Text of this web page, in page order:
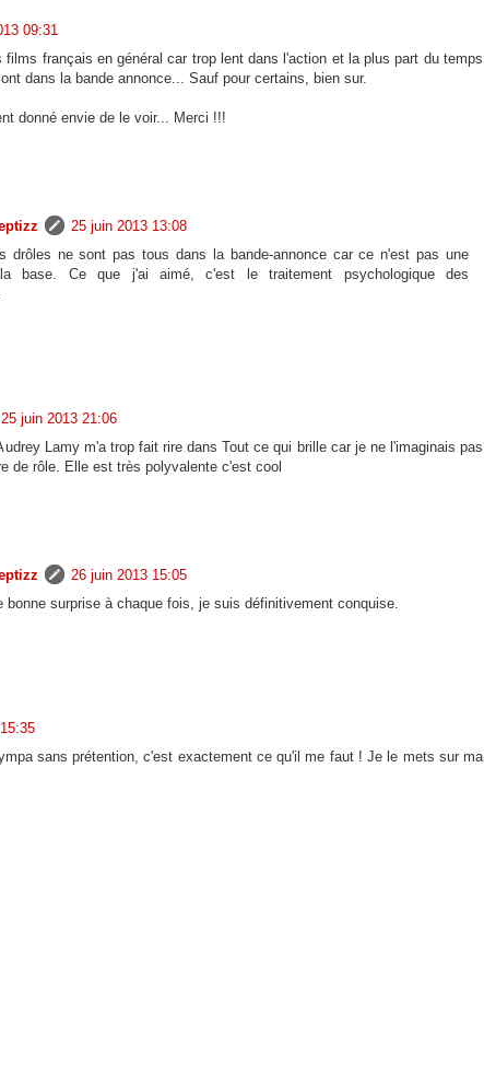
09:31
films français en général car trop lent dans l'action et la plus part du temps
dans la bande annonce... Sauf pour certains, bien sur.
donné envie de le voir... Merci !!!
25 juin 2013 13:08
drôles ne sont pas tous dans la bande-annonce car ce n'est pas une
base. Ce que j'ai aimé, c'est le traitement psychologique des
25 juin 2013 21:06
Lamy m'a trop fait rire dans Tout ce qui brille car je ne l'imaginais pas
de rôle. Elle est très polyvalente c'est cool
26 juin 2013 15:05
bonne surprise à chaque fois, je suis définitivement conquise.
sans prétention, c'est exactement ce qu'il me faut ! Je le mets sur ma